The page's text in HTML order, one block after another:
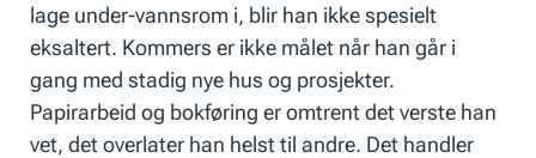
lage under-vannsrom i, blir han ikke spesielt
eksaltert. Kommers er ikke målet når han går i
gang med stadig nye hus og prosjekter.
Papirarbeid og bokføring er omtrent det verste han
vet, det overlater han helst til andre. Det handler